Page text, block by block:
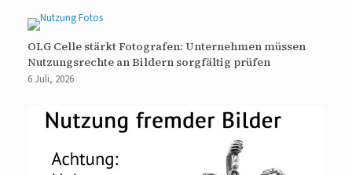
OLG Celle stärkt Fotografen: Unternehmen müssen
Nutzungsrechte an Bildern sorgfältig prüfen
6 Juli, 2026